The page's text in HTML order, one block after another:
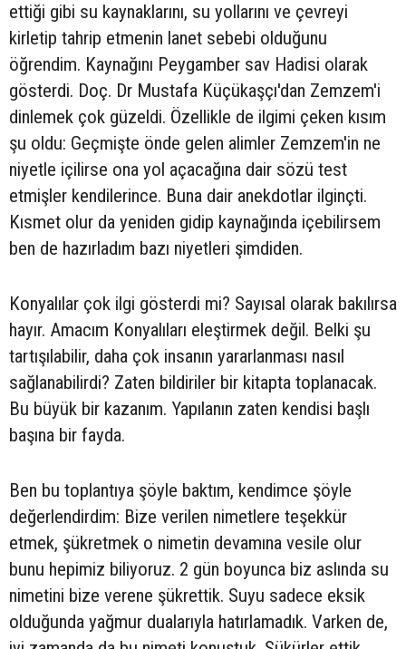
ettiği gibi su kaynaklarını, su yollarını ve çevreyi
kirletip tahrip etmenin lanet sebebi olduğunu
öğrendim. Kaynağını Peygamber sav Hadisi olarak
gösterdi. Doç. Dr Mustafa Küçükaşçı'dan Zemzem'i
dinlemek çok güzeldi. Özellikle de ilgimi çeken kısım
şu oldu: Geçmişte önde gelen alimler Zemzem'in ne
niyetle içilirse ona yol açacağına dair sözü test
etmişler kendilerince. Buna dair anekdotlar ilginçti.
Kısmet olur da yeniden gidip kaynağında içebilirsem
ben de hazırladım bazı niyetleri şimdiden.
Konyalılar çok ilgi gösterdi mi? Sayısal olarak bakılırsa
hayır. Amacım Konyalıları eleştirmek değil. Belki şu
tartışılabilir, daha çok insanın yararlanması nasıl
sağlanabilirdi? Zaten bildiriler bir kitapta toplanacak.
Bu büyük bir kazanım. Yapılanın zaten kendisi başlı
başına bir fayda.
Ben bu toplantıya şöyle baktım, kendimce şöyle
değerlendirdim: Bize verilen nimetlere teşekkür
etmek, şükretmek o nimetin devamına vesile olur
bunu hepimiz biliyoruz. 2 gün boyunca biz aslında su
nimetini bize verene şükrettik. Suyu sadece eksik
olduğunda yağmur dualarıyla hatırlamadık. Varken de,